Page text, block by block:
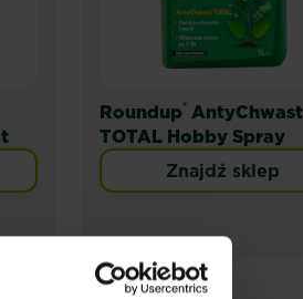
Roundup® AntyChwast
TOTAL Hobby Spray
Znajdź sklep